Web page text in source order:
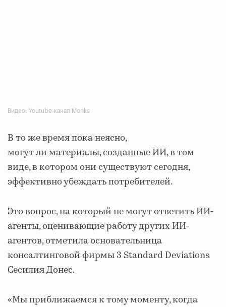
Видео: Youtube-канал Monks
В то же время пока неясно,
могут ли материалы, созданные ИИ, в том
виде, в котором они существуют сегодня,
эффективно убеждать потребителей.
Это вопрос, на который не могут ответить ИИ-
агенты, оценивающие работу других ИИ-
агентов, отметила основательница
консалтинговой фирмы 3 Standard Deviations
Сесилия Донес.
«Мы приближаемся к тому моменту, когда